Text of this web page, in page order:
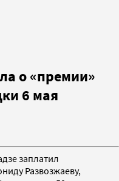
о «премии»
6 мая
заплатил
Развозжаеву,